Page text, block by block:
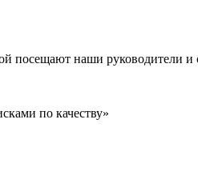
посещают наши руководители и
по качеству»